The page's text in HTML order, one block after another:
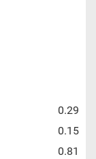
0.29
0.15
0.81